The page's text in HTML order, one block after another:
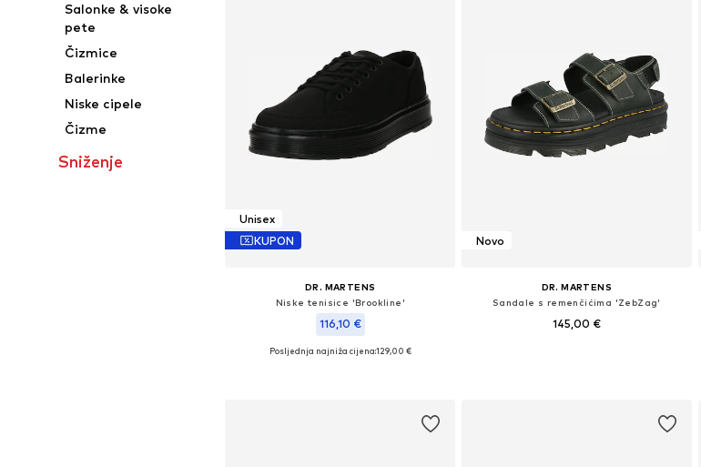
Salonke & visoke
pete
Čizmice
Balerinke
Niske cipele
Čizme
Sniženje
Unisex
KUPON
DR. MARTENS
Niske tenisice 'Brookline'
116,10 €
Dostupno u više veličina
Posljednja najniža cijena:129,00 €
Novo
DR. MARTENS
Sandale s remenčićima 'ZebZag'
145,00 €